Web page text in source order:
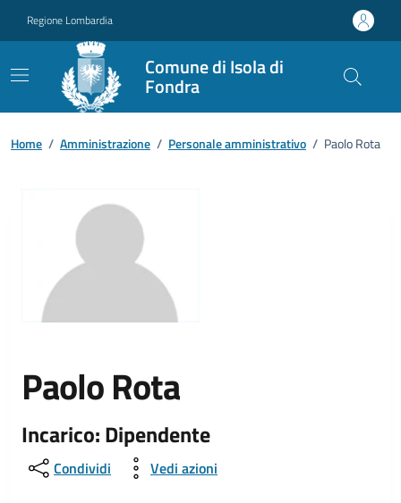
Regione Lombardia
Comune di Isola di
Fondra
Home / Amministrazione / Personale amministrativo / Paolo Rota
Paolo Rota
Incarico: Dipendente
Condividi Vedi azioni